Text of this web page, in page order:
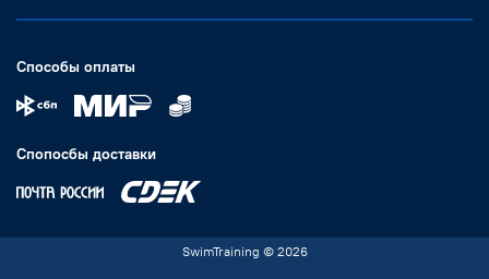
Способы оплаты
Спопосбы доставки
SwimTraining © 2026